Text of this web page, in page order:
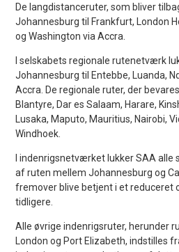
De langdistanceruter, som bliver
Johannesburg til Frankfurt, London
og Washington via Accra.
I selskabets regionale rutenetværk
Johannesburg til Entebbe, Luanda,
Accra. De regionale ruter, der
Blantyre, Dar es Salaam, Harare,
Lusaka, Maputo, Mauritius, Nairobi,
Windhoek.
I indenrigsnetværket lukker SAA alle
af ruten mellem Johannesburg og
fremover blive betjent i et reduceret
tidligere.
Alle øvrige indenrigsruter, herunder
London og Port Elizabeth, indstilles